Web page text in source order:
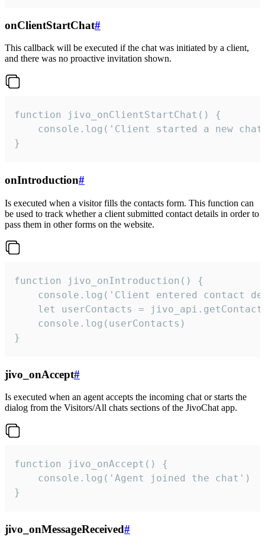
onClientStartChat#
This callback will be executed if the chat was initiated by a client,
and there was no proactive invitation shown.
function jivo_onClientStartChat() {
console.log('Client started a new
}
onIntroduction#
Is executed when a visitor fills the contacts form. This function can
be used to track whether a client submitted contact details in order to
pass them in other forms on the website.
function jivo_onIntroduction() {
console.log('Client entered contact
let userContacts =
    console.log(userContacts)
}
jivo_onAccept#
Is executed when an agent accepts the incoming chat or starts the
dialog from the Visitors/All chats sections of the JivoChat app.
function jivo_onAccept() {
}
jivo_onMessageReceived#